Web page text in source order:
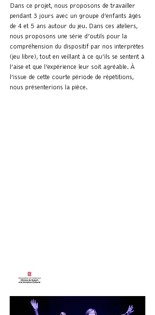
Dans ce projet, nous proposons de travailler
pendant 3 jours avec un groupe d’enfants âgés
de 4 et 5 ans autour du jeu. Dans ces ateliers,
nous proposons une série d’outils pour la
compréhension du dispositif par nos interprètes
(jeu libre), tout en veillant à ce qu’ils se sentent à
l’aise et que l’expérience leur soit agréable. À
l’issue de cette courte période de répétitions,
nous présenterions la pièce.